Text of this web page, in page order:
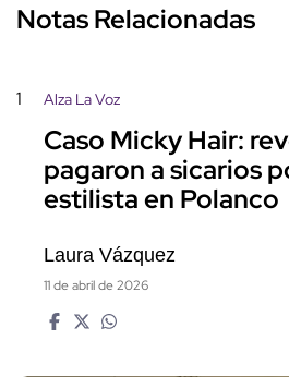
Notas Relacionadas
1 Alza La Voz
Caso Micky Hair:
pagaron a sicarios
estilista en Polanco
Laura Vázquez
11 de abril de 2026